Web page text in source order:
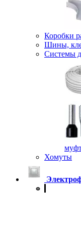
Коробки
Шины,
Системы
Хомуты